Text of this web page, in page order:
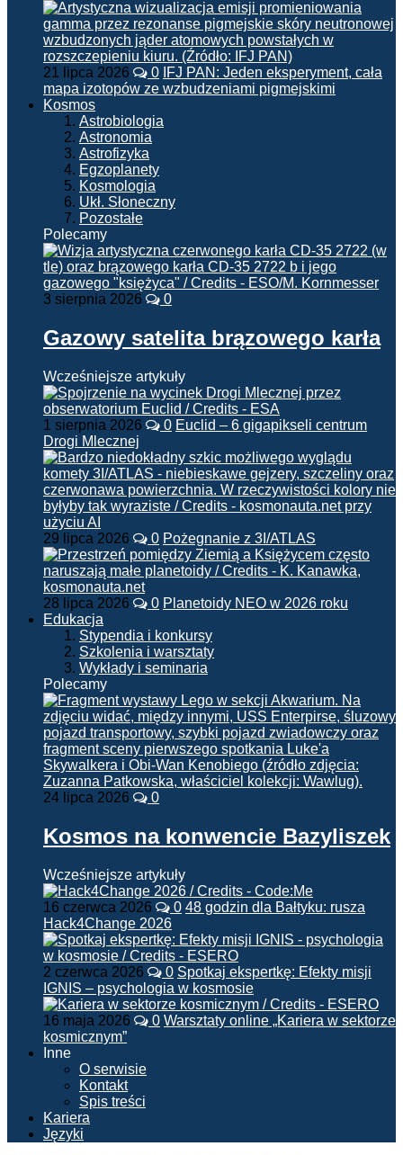
21 lipca 2026 0 IFJ PAN: Jeden eksperyment, cała
mapa izotopów ze wzbudzeniami pigmejskimi
Kosmos
Astrobiologia
Astronomia
Astrofizyka
Egzoplanety
Kosmologia
Ukł. Słoneczny
Pozostałe
Polecamy
3 sierpnia 2026 0
Gazowy satelita brązowego karła
Wcześniejsze artykuły
1 sierpnia 2026 0 Euclid – 6 gigapikseli centrum
Drogi Mlecznej
29 lipca 2026 0 Pożegnanie z 3I/ATLAS
28 lipca 2026 0 Planetoidy NEO w 2026 roku
Edukacja
Stypendia i konkursy
Szkolenia i warsztaty
Wykłady i seminaria
Polecamy
24 lipca 2026 0
Kosmos na konwencie Bazyliszek
Wcześniejsze artykuły
16 czerwca 2026 0 48 godzin dla Bałtyku: rusza
Hack4Change 2026
2 czerwca 2026 0 Spotkaj ekspertkę: Efekty misji
IGNIS – psychologia w kosmosie
16 maja 2026 0 Warsztaty online „Kariera w sektorze
kosmicznym”
Inne
O serwisie
Kontakt
Spis treści
Kariera
Języki